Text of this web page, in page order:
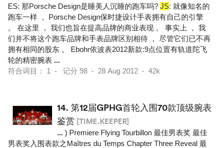
ES: 那Porsche Design是睡美人沉睡的跑车吗? JS: 就像知名的
跑车一样 ， Porsche Design保时捷设计手表拥有自己的引擎
。 在这里 ， 我们也旨在提高品牌的商业表现 。 事实上 ， 我
们并不将这个跑车品牌和手表品牌区别相待 ， 尽管它们已不再
拥有相同的股东 。 Ebohr依波表2012新款:9点位置有轨道陀飞
轮的精密腕表 ...
符合词目： 1 - 记分 98 - 28 Aug 2012 - 42k
14. 第12届GPHG首轮入围70款顶级腕表
鉴赏 [TIME.KEEPER]
... ) Premiere Flying Tourbillon 最佳男表奖 最佳
男表奖入围表款之Maîtres du Temps Chapter Three Reveal 最